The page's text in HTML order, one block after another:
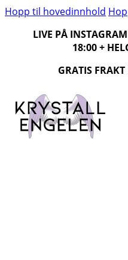
Hopp til hovedinnhold
LIVE PÅ
18:00 +
GRATIS